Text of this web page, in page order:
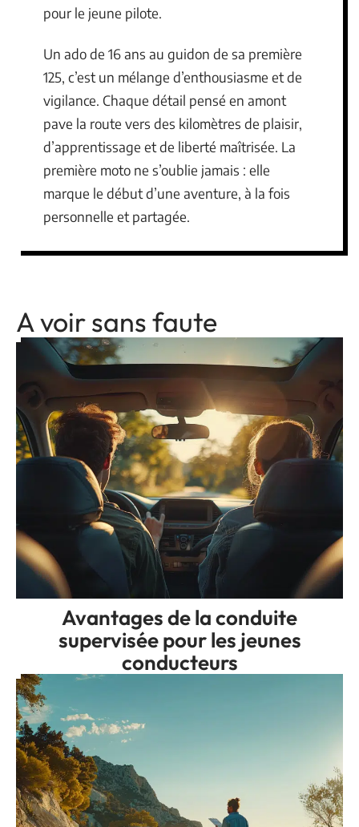
pour le jeune pilote.
Un ado de 16 ans au guidon de sa première
125, c’est un mélange d’enthousiasme et de
vigilance. Chaque détail pensé en amont
pave la route vers des kilomètres de plaisir,
d’apprentissage et de liberté maîtrisée. La
première moto ne s’oublie jamais : elle
marque le début d’une aventure, à la fois
personnelle et partagée.
A voir sans faute
Avantages de la conduite
supervisée pour les jeunes
conducteurs